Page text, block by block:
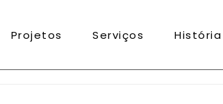
Projetos Serviços História